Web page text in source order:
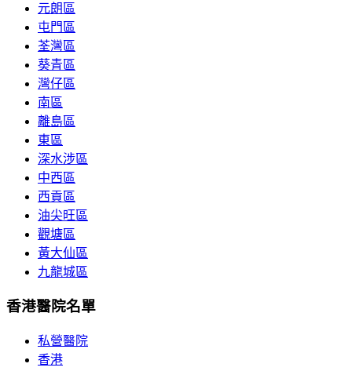
元朗區
屯門區
荃灣區
葵青區
灣仔區
南區
離島區
東區
深水涉區
中西區
西貢區
油尖旺區
觀塘區
黃大仙區
九龍城區
香港醫院名單
私營醫院
香港